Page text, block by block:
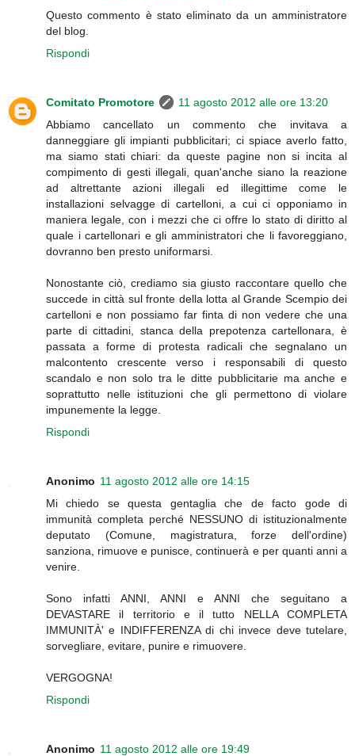
Questo commento è stato eliminato da un amministratore
del blog.
Rispondi
Comitato Promotore
11 agosto 2012 alle ore 13:20
Abbiamo cancellato un commento che invitava a
danneggiare gli impianti pubblicitari; ci spiace averlo fatto,
ma siamo stati chiari: da queste pagine non si incita al
compimento di gesti illegali, quan'anche siano la reazione
ad altrettante azioni illegali ed illegittime come le
installazioni selvagge di cartelloni, a cui ci opponiamo in
maniera legale, con i mezzi che ci offre lo stato di diritto al
quale i cartellonari e gli amministratori che li favoreggiano,
dovranno ben presto uniformarsi.
Nonostante ciò, crediamo sia giusto raccontare quello che
succede in città sul fronte della lotta al Grande Scempio dei
cartelloni e non possiamo far finta di non vedere che una
parte di cittadini, stanca della prepotenza cartellonara, è
passata a forme di protesta radicali che segnalano un
malcontento crescente verso i responsabili di questo
scandalo e non solo tra le ditte pubblicitarie ma anche e
soprattutto nelle istituzioni che gli permettono di violare
impunemente la legge.
Rispondi
Anonimo 11 agosto 2012 alle ore 14:15
Mi chiedo se questa gentaglia che de facto gode di
immunità completa perché NESSUNO di istituzionalmente
deputato (Comune, magistratura, forze dell'ordine)
sanziona, rimuove e punisce, continuerà e per quanti anni a
venire.
Sono infatti ANNI, ANNI e ANNI che seguitano a
DEVASTARE il territorio e il tutto NELLA COMPLETA
IMMUNITÀ' e INDIFFERENZA di chi invece deve tutelare,
sorvegliare, evitare, punire e rimuovere.
VERGOGNA!
Rispondi
Anonimo 11 agosto 2012 alle ore 19:49